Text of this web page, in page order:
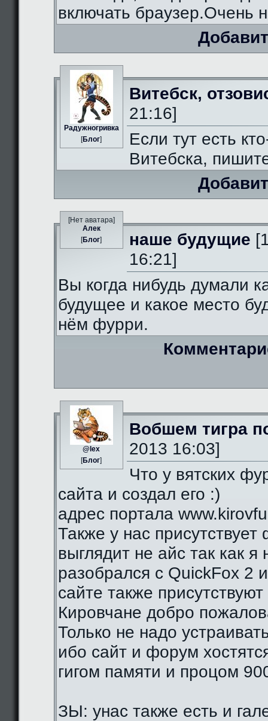
включать браузер.Очень
Радужногривка
[Блог]
Витебск,
21:16]
Если тут есть
Витебска,
[Нет аватара]
Алек
[Блог] наше будущие
16:21]
Вы когда нибудь думали
будущее и какое место
нём фурри.
@lex
[Блог]
Вобшем тигра
2013 16:03]
Что у вятских
сайта и создал его :)
адрес портала
Также у нас
выглядит не айс так как я
разобрался с QuickFox 2
сайте также присутствуют
Кировчане добро
Только не надо
ибо сайт и форум
гигом памяти и процом
ЗЫ: унас также есть и